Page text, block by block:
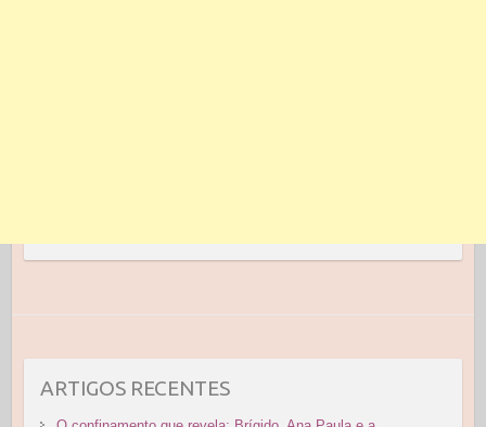
ARTIGOS RECENTES